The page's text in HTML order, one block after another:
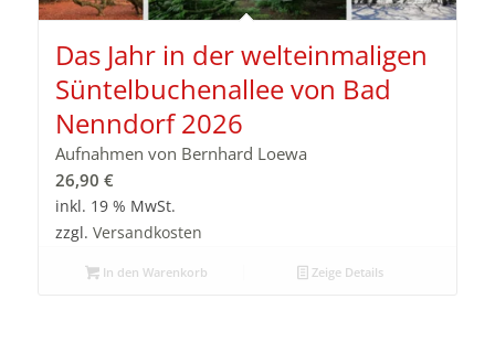
Das Jahr in der welteinmaligen
Süntelbuchenallee von Bad
Nenndorf 2026
Aufnahmen von Bernhard Loewa
26,90 €
inkl. 19 % MwSt.
zzgl. Versandkosten
In den Warenkorb Zeige Details